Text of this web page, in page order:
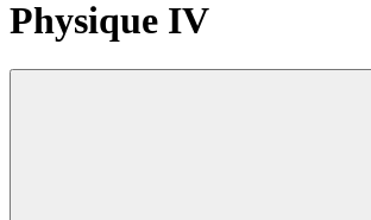
Physique IV